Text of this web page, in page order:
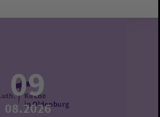
09
08.2026